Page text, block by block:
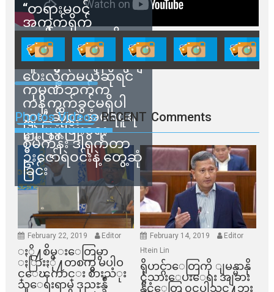
“တရားမဝင်
အကွက်ရိုက်
ရောင်းချမှုတွေကို
သက်ဆိုင်ရာတာဝန်ရှိ
သူတွေက ဂရန်တွေချ
ပေးလိုက်မယ်ဆိုရင်
ကုမ္ပဏီဘက်က
ကန့်ကွက်ခွင့်မရှိပါ
ဘူး” ဆိုတဲ့ အမရပူရ
မြို့ပြဖွံ့ဖြိုးရေး
စီမံကိန်း ဒါရိုက်တာ
ဦးဇော်ရဲဝင်းနဲ့ တွေ့ဆုံ
ခြင်း
Photos Videos RECENT Comments
February 22, 2019 Editor
ႏို႔စိမ္းေတြမွာ
ႏြားႏို႔တစက္မွ မပါဝ
င္ေၾကာင္း စားသံုး
သူေရးရာမွ ဒုညႊန္ခ်ဳ
February 14, 2019
Editor
Htein Lin
ရိုဟင္ဂ်ာေတြကို ျမန္မာနို
င္ငံသားေပးေရး အျခား
နိုင္ငံေတြ ၀င္မပါသင္႔ဘူး